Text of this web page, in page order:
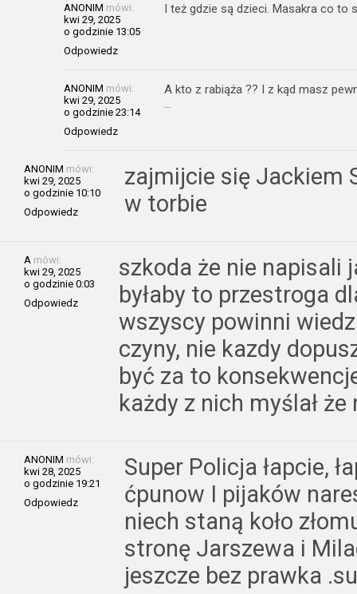
ANONIM mówi:
kwi 29, 2025
o godzinie 13:05
Odpowiedz
I też gdzie są dzieci. Masakra co to
ANONIM mówi:
kwi 29, 2025
o godzinie 23:14
Odpowiedz
A kto z rabiąża ?? I z kąd masz
…
ANONIM mówi:
kwi 29, 2025
o godzinie 10:10
Odpowiedz
zajmijcie się Jackiem
w torbie
A mówi:
kwi 29, 2025
o godzinie 0:03
Odpowiedz
szkoda że nie napisali
byłaby to przestroga
wszyscy powinni
czyny, nie kazdy
być za to
każdy z nich myślał
ANONIM mówi:
kwi 28, 2025
o godzinie 19:21
Odpowiedz
Super Policja łapcie,
ćpunow I pijaków
niech staną koło
stronę Jarszewa i
jeszcze bez prawka